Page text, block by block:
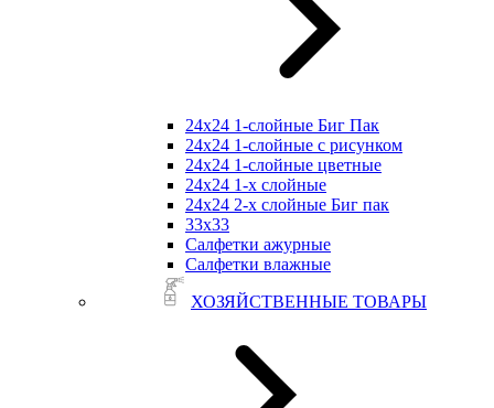
24х24 1-слойные Биг Пак
24х24 1-слойные с рисунком
24х24 1-слойные цветные
24х24 1-х слойные
24х24 2-х слойные Биг пак
33х33
Салфетки ажурные
Салфетки влажные
ХОЗЯЙСТВЕННЫЕ ТОВАРЫ